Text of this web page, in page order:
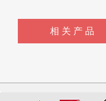
相关产品